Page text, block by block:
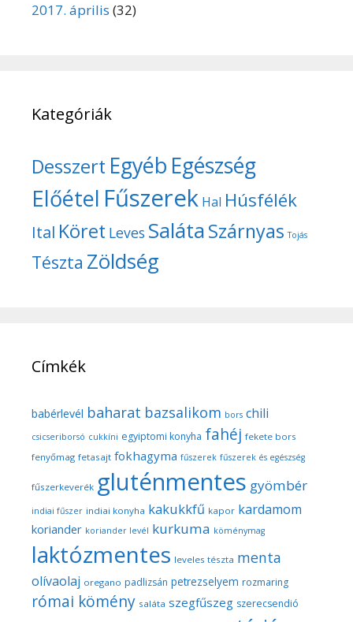
2017. április (32)
Kategóriák
Desszert Egyéb Egészség
Előétel Fűszerek Hal Húsfélék
Ital Köret Leves SalátaSzárnyas Tojás
Tészta Zöldség
Címkék
babérlevél baharat bazsalikom bors chili
csicseriborsó cukkíni egyiptomi konyha fahéj fekete bors
fenyőmag fetasajt fokhagyma fűszerek fűszerek és egészség
fűszerkeverék gluténmentes gyömbér
indiai fűszer indiai konyha kakukkfű kapor kardamom
koriander koriander levél kurkuma köménymag
laktózmentes leveles tészta menta
olívaolaj oregano padlizsán petrezselyem rozmaring
római kömény saláta szegfűszeg szerecsendió